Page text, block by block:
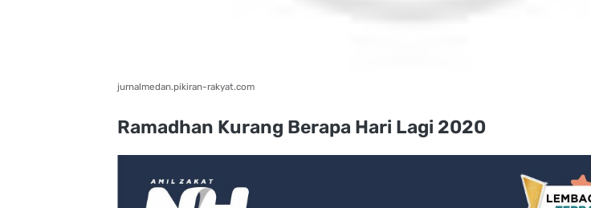
jurnalmedan.pikiran-rakyat.com
Ramadhan Kurang Berapa Hari Lagi 2020